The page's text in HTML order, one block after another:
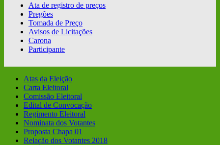
Ata de registro de preços
Pregões
Tomada de Preço
Avisos de Licitações
Carona
Participante
Atas da Eleição
Carta Eleitoral
Comissão Eleitoral
Edital de Convocação
Regimento Eleitoral
Nominata dos Votantes
Proposta Chapa 01
Relação dos Votantes 2018